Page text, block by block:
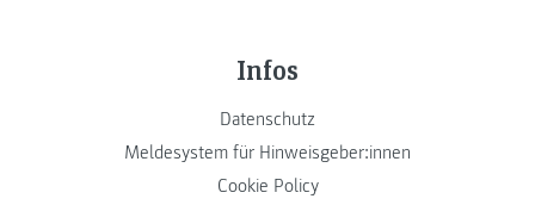
Infos
Datenschutz
Meldesystem für Hinweisgeber:innen
Cookie Policy